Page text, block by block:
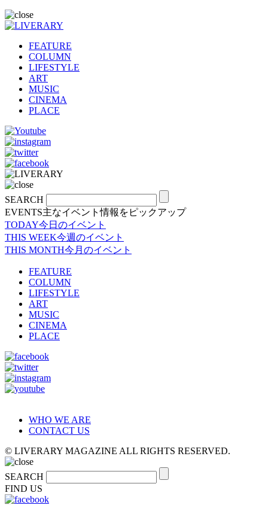
FEATURE
COLUMN
LIFESTYLE
ART
MUSIC
CINEMA
PLACE
SEARCH
EVENTS主なイベント情報をピックアップ
TODAY今日のイベント
THIS WEEK今週のイベント
THIS MONTH今月のイベント
FEATURE
COLUMN
LIFESTYLE
ART
MUSIC
CINEMA
PLACE
WHO WE ARE
CONTACT US
© LIVERARY MAGAZINE ALL RIGHTS RESERVED.
SEARCH
FIND US